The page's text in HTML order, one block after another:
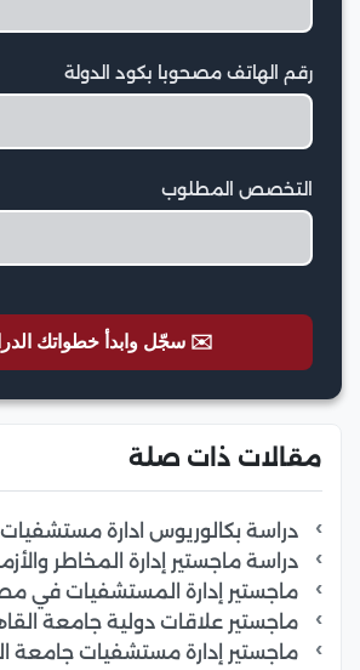
رقم الهاتف مصحوبا بكود الدولة
التخصص المطلوب
✉️ سجّل وابدأ خطواتك
مقالات ذات صلة
دراسة بكالوريوس ادارة
دراسة ماجستير إدارة المخاطر
ماجستير إدارة المستشفيات في
ماجستير علاقات دولية جامعة
ماجستير إدارة مستشفيات جامعة